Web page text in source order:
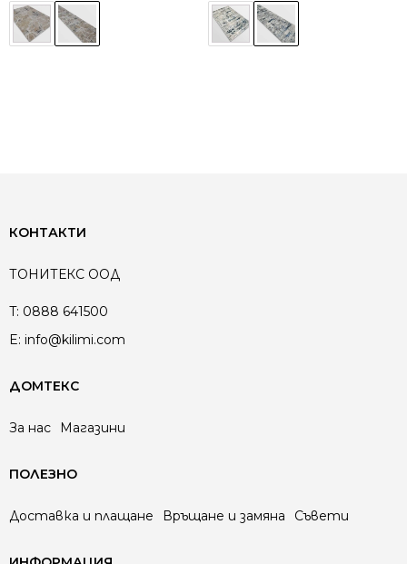
КОНТАКТИ
ТОНИТЕКС ООД
T: 0888 641500
E: info@kilimi.com
ДОМТЕКС
За нас Магазини
ПОЛЕЗНО
Доставка и плащане Връщане и замяна Съвети